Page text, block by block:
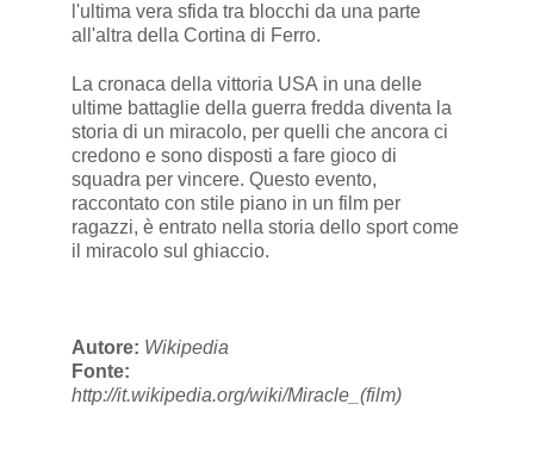
l'ultima vera sfida tra blocchi da una parte
all'altra della Cortina di Ferro.
La cronaca della vittoria USA in una delle
ultime battaglie della guerra fredda diventa la
storia di un miracolo, per quelli che ancora ci
credono e sono disposti a fare gioco di
squadra per vincere. Questo evento,
raccontato con stile piano in un film per
ragazzi, è entrato nella storia dello sport come
il miracolo sul ghiaccio.
Autore: Wikipedia
Fonte:
http://it.wikipedia.org/wiki/Miracle_(film)